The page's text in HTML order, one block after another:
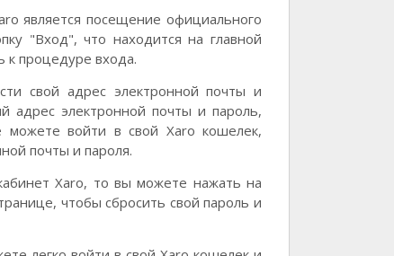
является посещение официального
"Вход", что находится на главной
к процедуре входа.
свой адрес электронной почты и
адрес электронной почты и пароль,
можете войти в свой Xaro кошелек,
почты и пароля.
Xaro, то вы можете нажать на
чтобы сбросить свой пароль и